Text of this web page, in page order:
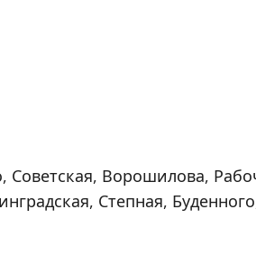
Советская, Ворошилова,
Степная,